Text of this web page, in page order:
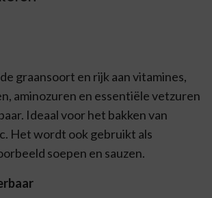
graansoort en rijk aan vitamines,
aminozuren en essentiële vetzuren
Ideaal voor het bakken van
Het wordt ook gebruikt als
soepen en sauzen.